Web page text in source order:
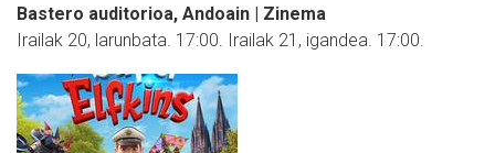
Bastero auditorioa, Andoain | Zinema
Irailak 20, larunbata. 17:00. Irailak 21, igandea. 17:00.